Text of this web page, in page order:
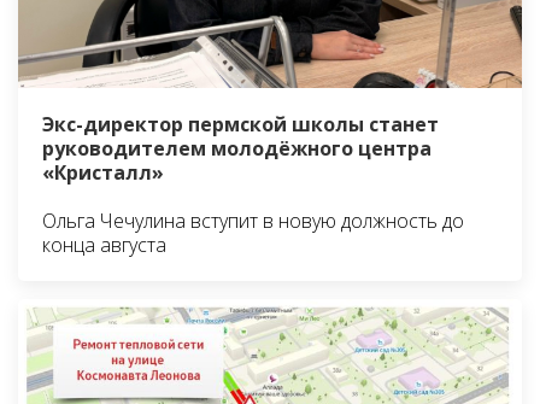
Экс-директор пермской школы станет
руководителем молодёжного центра
«Кристалл»
Ольга Чечулина вступит в новую должность до
конца августа